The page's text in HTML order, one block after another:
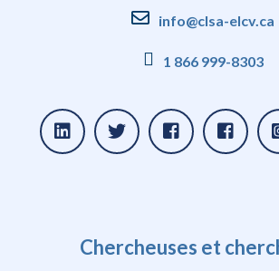
info@clsa-elcv.ca
1 866 999-8303
Chercheuses et